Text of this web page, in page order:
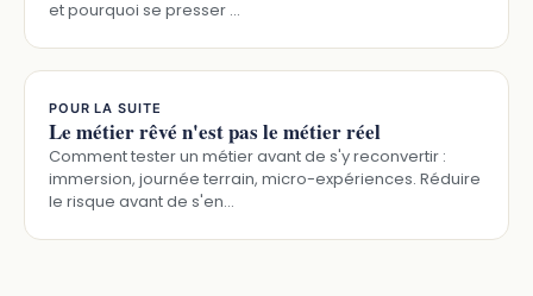
et pourquoi se presser …
POUR LA SUITE
Le métier rêvé n'est pas le métier réel
Comment tester un métier avant de s'y reconvertir :
immersion, journée terrain, micro-expériences. Réduire
le risque avant de s'en…